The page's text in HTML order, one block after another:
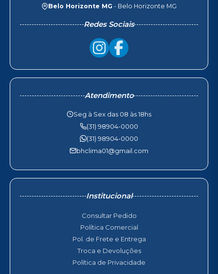
Belo Horizonte MG - Belo Horizonte MG
Redes Sociais
Atendimento
Seg à Sex das 08 às 18hs
(31) 98904-0000
(31) 98904-0000
bhclima01@gmail.com
Institucional
Consultar Pedido
Política Comercial
Pol. de Frete e Entrega
Troca e Devoluções
Política de Privacidade